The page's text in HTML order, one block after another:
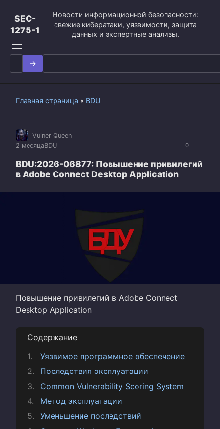
контенту
SEC-
1275-1
Новости информационной безопасности:
свежие кибератаки, уязвимости, защита
данных и экспертные анализы.
Search
for:
Главная страница » BDU
0
Vulner Queen
2 месяцаBDU
BDU:2026-06877: Повышение привилегий
в Adobe Connect Desktop Application
Повышение привилегий в Adobe Connect
Desktop Application
Содержание
Уязвимое программное обеспечение
Последствия эксплуатации
Common Vulnerability Scoring System
Метод эксплуатации
Уменьшение последствий